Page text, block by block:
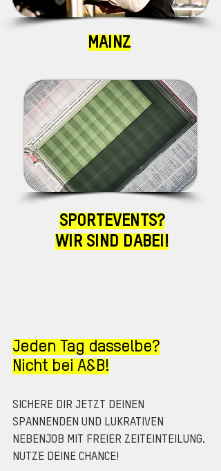
MAINZ
SPORTEVENTS?
WIR SIND DABEI!
Jeden Tag dasselbe?
Nicht bei A&B!
SICHERE DIR JETZT DEINEN
SPANNENDEN UND LUKRATIVEN
NEBENJOB MIT FREIER ZEITEINTEILUNG.
NUTZE DEINE CHANCE!